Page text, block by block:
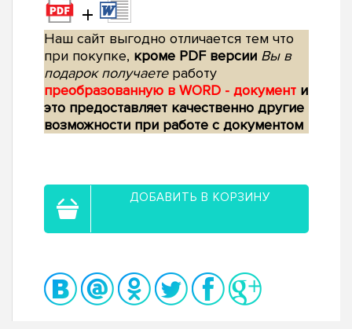
+
Наш сайт выгодно отличается тем что
при покупке, кроме PDF версии Вы в
подарок получаетеработу
преобразованную в WORD - документ и
это предоставляет качественно другие
возможности при работе с документом
ДОБАВИТЬ В КОРЗИНУ